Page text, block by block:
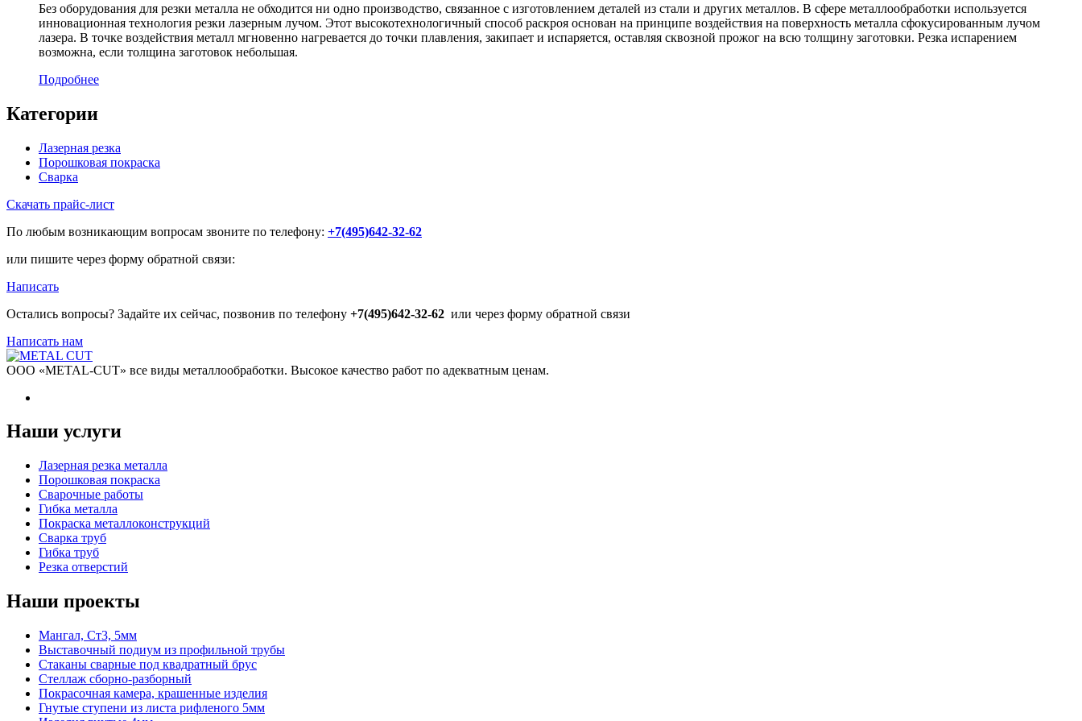
Без оборудования для резки металла не обходится ни одно производство, связанное с изготовлением деталей из стали и других металлов. В сфере металлообработки используется
инновационная технология резки лазерным лучом. Этот высокотехнологичный способ раскроя основан на принципе воздействия на поверхность металла сфокусированным лучом
лазера. В точке воздействия металл мгновенно нагревается до точки плавления, закипает и испаряется, оставляя сквозной прожог на всю толщину заготовки. Резка испарением
возможна, если толщина заготовок небольшая.
Подробнее
Категории
Лазерная резка
Порошковая покраска
Сварка
Скачать прайс-лист
По любым возникающим вопросам звоните по телефону: +7(495)642-32-62
или пишите через форму обратной связи:
Написать
Остались вопросы? Задайте их сейчас, позвонив по телефону +7(495)642-32-62 или через форму обратной связи
Написать нам
ООО «METAL-CUT» все виды металлообработки. Высокое качество работ по адекватным ценам.
Наши услуги
Лазерная резка металла
Порошковая покраска
Сварочные работы
Гибка металла
Покраска металлоконструкций
Сварка труб
Гибка труб
Резка отверстий
Наши проекты
Мангал, Ст3, 5мм
Выставочный подиум из профильной трубы
Стаканы сварные под квадратный брус
Стеллаж сборно-разборный
Покрасочная камера, крашенные изделия
Гнутые ступени из листа рифленого 5мм